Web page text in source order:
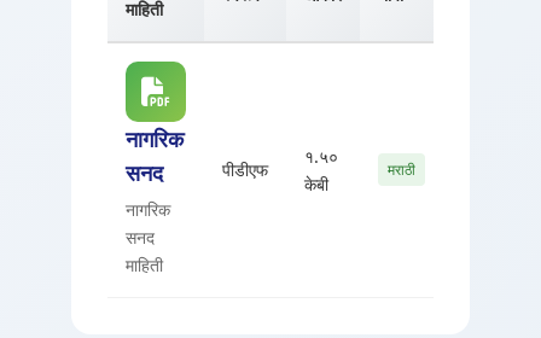
माहिती
नागरिक
सनद
नागरिक
सनद
माहिती
पीडीएफ
१.५०
केबी
मराठी